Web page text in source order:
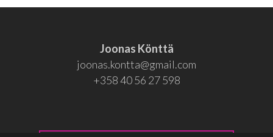
Joonas Könttä
joonas.kontta@gmail.com
+358 40 56 27 598